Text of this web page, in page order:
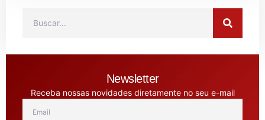
Newsletter
Receba nossas novidades diretamente no seu e-mail